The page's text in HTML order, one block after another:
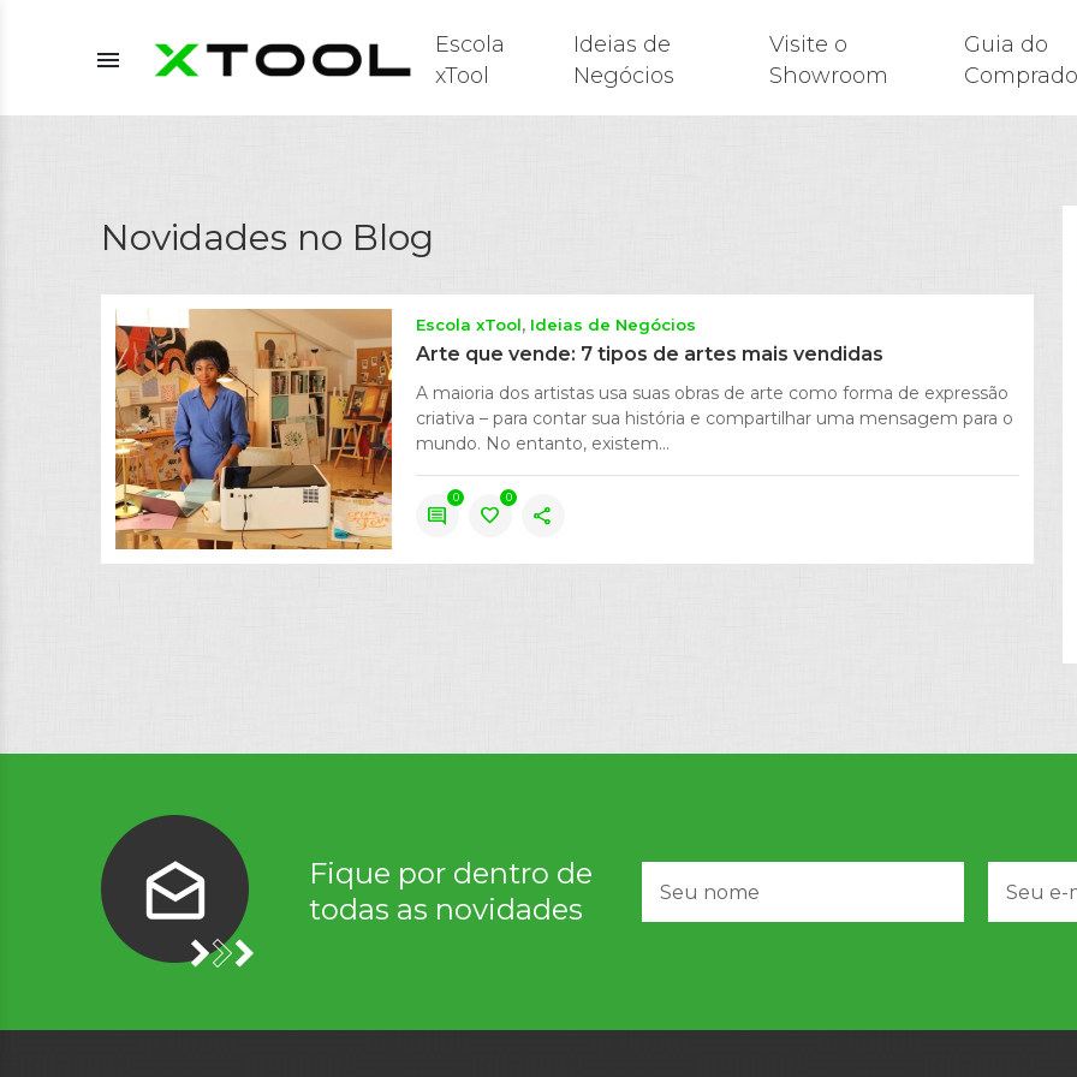
menu
Escola
xTool
Ideias de
Negócios
Visite o
Showroom
Guia do
Novidades no Blog
Escola xTool Ideias de Negócios
Arte que vende: 7 tipos de artes mais vendidas
A maioria dos artistas usa suas obras de arte como forma de expressão
criativa – para contar sua história e compartilhar uma mensagem para o
mundo. No entanto, existem...
comment
0
favorite
0
share
Fique por dentro de
todas as novidades